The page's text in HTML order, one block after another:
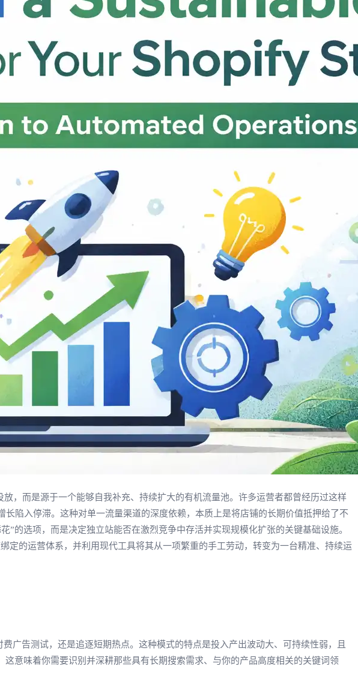
，而是源于一个能够自我补充、持续扩大的有机流量池。许多运营者都曾经历过这样
陷入停滞。这种对单一流量渠道的深度依赖，本质上是将店铺的长期价值抵押给了不
的选项，而是决定独立站能否在激烈竞争中存活并实现规模化扩张的关键基础设施。
定的运营体系，并利用现代工具将其从一项繁重的手工劳动，转变为一台精准、持续运
广告测试，还是追逐短期热点。这种模式的特点是投入产出波动大、可持续性弱，且
意味着你需要识别并深耕那些具有长期搜索需求、与你的产品高度相关的关键词领